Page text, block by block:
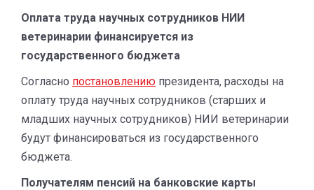
Оплата труда научных сотрудников НИИ
ветеринарии финансируется из
государственного бюджета
Согласно постановлению президента, расходы на
оплату труда научных сотрудников (старших и
младших научных сотрудников) НИИ ветеринарии
будут финансироваться из государственного
бюджета.
Получателям пенсий на банковские карты